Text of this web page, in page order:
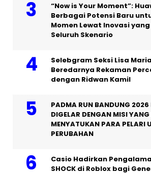
“Now is Your Moment”:
Berbagai Potensi Baru
Momen Lewat Inovasi
Seluruh Skenario
Selebgram Seksi Lisa
Beredarnya Rekaman
dengan Ridwan Kamil
PADMA RUN BANDUNG 2026
DIGELAR DENGAN MISI YANG
MENYATUKAN PARA PELARI
PERUBAHAN
Casio Hadirkan
SHOCK di Roblox bagi